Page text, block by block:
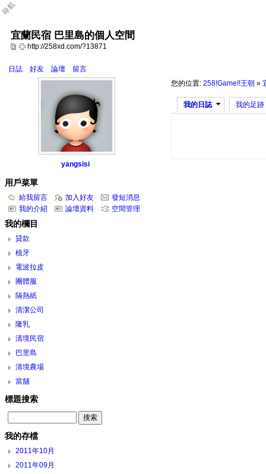
宜蘭民宿 巴里島的個人空間
http://258xd.com/?13871
日誌 好友 論壇
留言
您的位置: 258!Game!!王朝 »
我的日誌 我的足跡
yangsisi
用戶菜單
給我留言 加入好友
發短消息
我的介紹
論壇資料 空間管理
我的欄目
貸款
植牙
電波拉皮
團體服
隔熱紙
清潔公司
隆乳
清境民宿
巴里島
清境農場
當舖
標題搜索
我的存檔
2011年10月
2011年09月